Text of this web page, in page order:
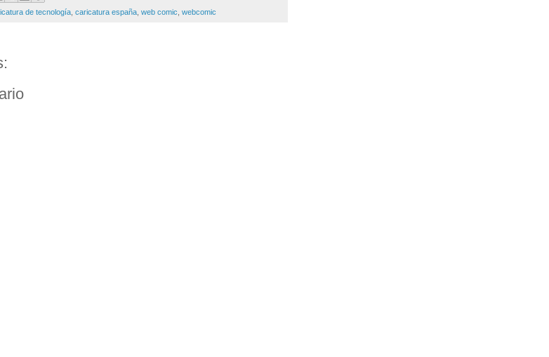
de tecnología caricatura españa web comic webcomic